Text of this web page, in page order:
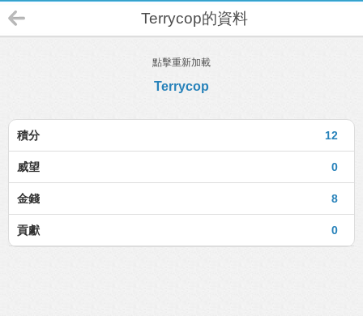
Terrycop的資料
點擊重新加載
Terrycop
12
積分
0
威望
8
金錢
0
貢獻